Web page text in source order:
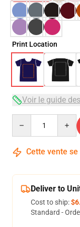
Print Location
Voir le guide
Cette vente
Deliver to
Cost to ship:
Standard -